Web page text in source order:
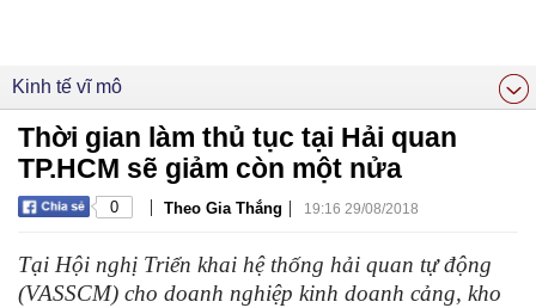
Kinh tế vĩ mô
Thời gian làm thủ tục tại Hải quan
TP.HCM sẽ giảm còn một nửa
0 | Theo Gia Thắng | 19:16 29/08/2018
Tại Hội nghị Triển khai hệ thống hải quan tự động
(VASSCM) cho doanh nghiệp kinh doanh cảng, kho